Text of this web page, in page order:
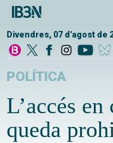
Divendres, 07 d'agost de
POLÍTICA
L’accés
queda